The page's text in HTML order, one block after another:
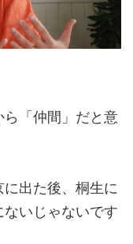
「仲間」だと意
出た後、桐生に
いじゃないです